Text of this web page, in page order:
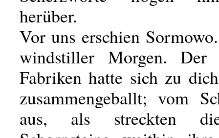
herüber.
Vor uns erschien
windstiller Morgen. Der
Fabriken hatte sich zu
zusammengeballt; vom
aus, als streckten